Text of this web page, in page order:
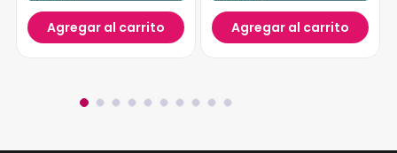
Agregar al carrito Agregar al carrito